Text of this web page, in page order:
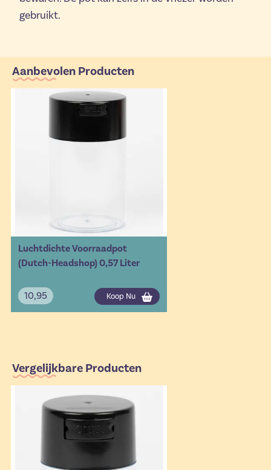
gebruikt.
Aanbevolen Producten
Luchtdichte Voorraadpot
(Dutch-Headshop) 0,57 Liter
10,95 Koop Nu
Vergelijkbare Producten